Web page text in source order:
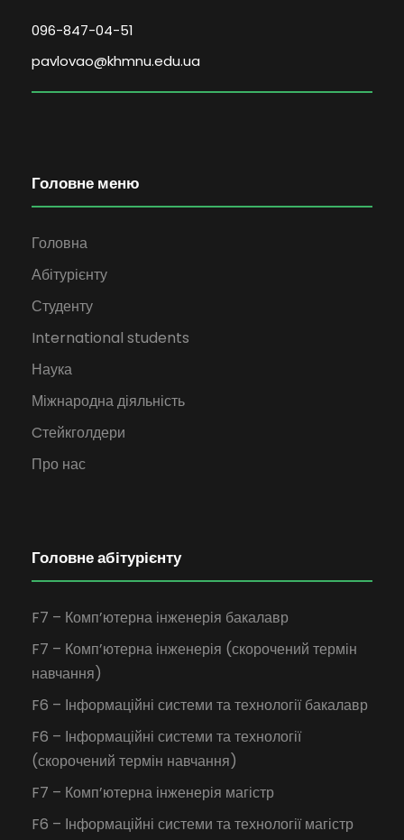
096-847-04-51
pavlovao@khmnu.edu.ua
Головне меню
Головна
Абітурієнту
Студенту
International students
Наука
Міжнародна діяльність
Cтейкголдери
Про нас
Головне абітурієнту
F7 – Комп’ютерна інженерія бакалавр
F7 – Комп’ютерна інженерія (скорочений термін
навчання)
F6 – Інформаційні системи та технології бакалавр
F6 – Інформаційні системи та технології
(скорочений термін навчання)
F7 – Комп’ютерна інженерія магістр
F6 – Інформаційні системи та технології магістр